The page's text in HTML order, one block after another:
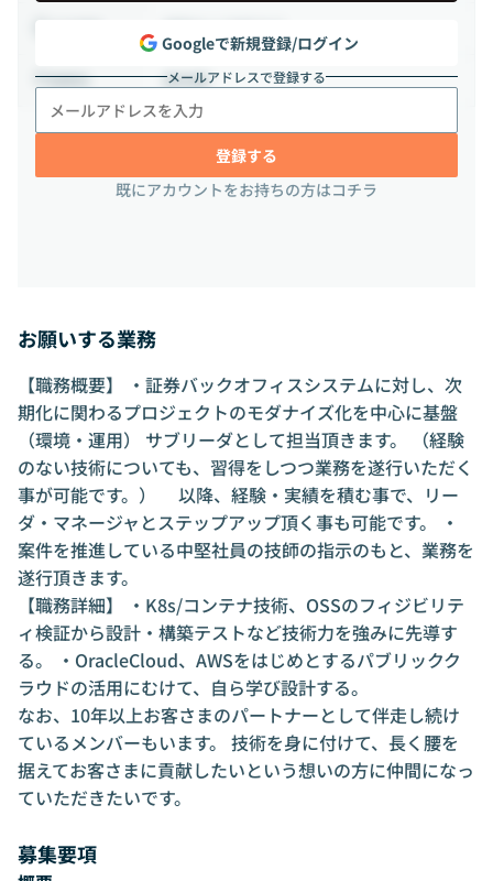
Googleで新規登録/ログイン
メールアドレスで登録する
登録する
既にアカウントをお持ちの方はコチラ
勤務地 東京都
お願いする業務
【職務概要】 ・証券バックオフィスシステムに対し、次
期化に関わるプロジェクトのモダナイズ化を中心に基盤
（環境・運用） サブリーダとして担当頂きます。 （経験
のない技術についても、習得をしつつ業務を遂行いただく
事が可能です。） 以降、経験・実績を積む事で、リー
ダ・マネージャとステップアップ頂く事も可能です。 ・
案件を推進している中堅社員の技師の指示のもと、業務を
遂行頂きます。
【職務詳細】 ・K8s/コンテナ技術、OSSのフィジビリテ
ィ検証から設計・構築テストなど技術力を強みに先導す
る。 ・OracleCloud、AWSをはじめとするパブリックク
ラウドの活用にむけて、自ら学び設計する。
なお、10年以上お客さまのパートナーとして伴走し続け
ているメンバーもいます。 技術を身に付けて、長く腰を
据えてお客さまに貢献したいという想いの方に仲間になっ
ていただきたいです。
募集要項